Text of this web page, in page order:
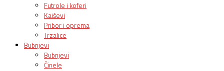
Futrole i koferi
Kaiševi
Pribor i oprema
Trzalice
Bubnjevi
Bubnjevi
Činele